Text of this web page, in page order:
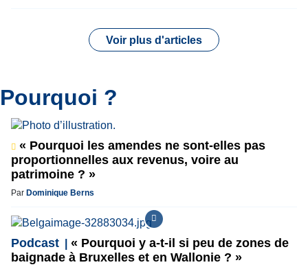
Voir plus d'articles
Pourquoi ?
« Pourquoi les amendes ne sont-elles pas
proportionnelles aux revenus, voire au
patrimoine ? »
Par Dominique Berns
Podcast
« Pourquoi y a-t-il si peu de zones de
baignade à Bruxelles et en Wallonie ? »